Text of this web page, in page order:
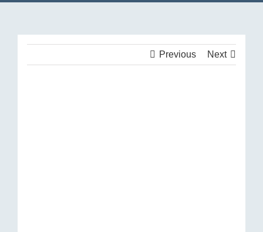
Previous
Next